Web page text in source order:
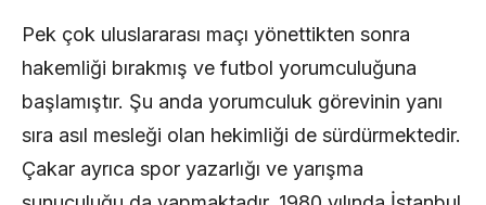
Pek çok uluslararası maçı yönettikten sonra
hakemliği bırakmış ve futbol yorumculuğuna
başlamıştır. Şu anda yorumculuk görevinin yanı
sıra asıl mesleği olan hekimliği de sürdürmektedir.
Çakar ayrıca spor yazarlığı ve yarışma